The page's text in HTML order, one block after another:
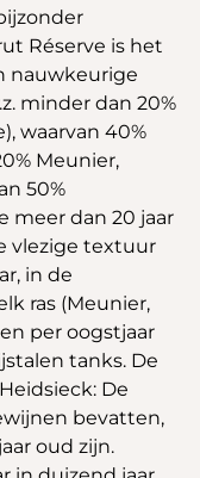
Réserve is het
nauwkeurige
minder dan 20%
waarvan 40%
Meunier,
50%
meer dan 20 jaar
vlezige textuur
in de
ras (Meunier,
per oogstjaar
tanks. De
De
bevatten,
oud zijn.